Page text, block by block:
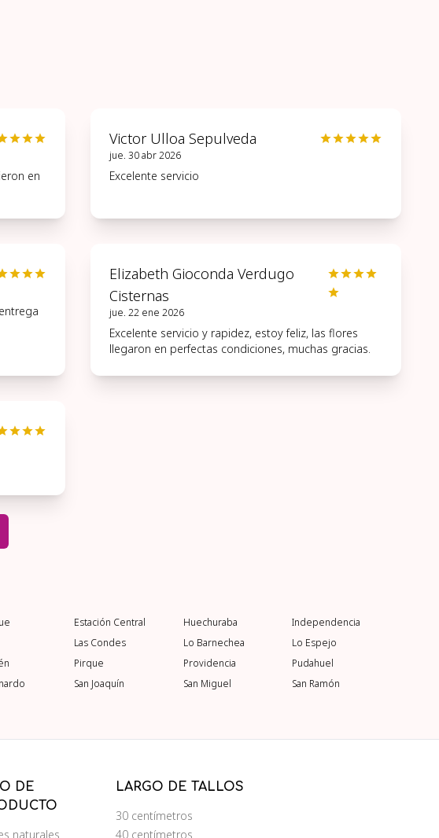
Victor Ulloa Sepulveda
jue. 30 abr 2026
Excelente servicio
Elizabeth Gioconda Verdugo
Cisternas
jue. 22 ene 2026
Excelente servicio y rapidez, estoy feliz, las flores
llegaron en perfectas condiciones, muchas gracias.
Estación Central Huechuraba
Independencia
Las Condes Lo Barnechea
Lo Espejo
Pirque Providencia
Pudahuel
San Joaquín San Miguel
San Ramón
DE
naturales
LARGO DE TALLOS
30 centímetros
40 centímetros